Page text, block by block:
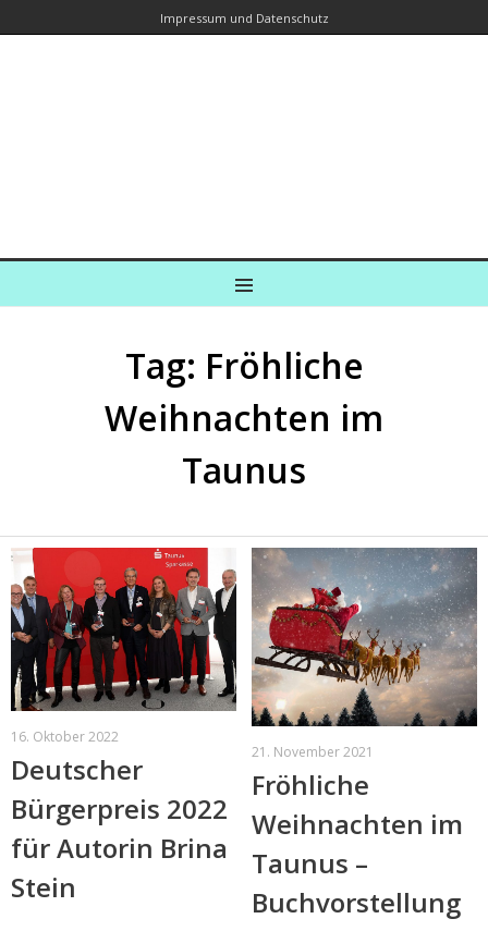
Impressum und Datenschutz
MENU
Tag: Fröhliche
Weihnachten im
Taunus
16. Oktober 2022
Deutscher
Bürgerpreis 2022
für Autorin Brina
Stein
21. November 2021
Fröhliche
Weihnachten im
Taunus –
Buchvorstellung